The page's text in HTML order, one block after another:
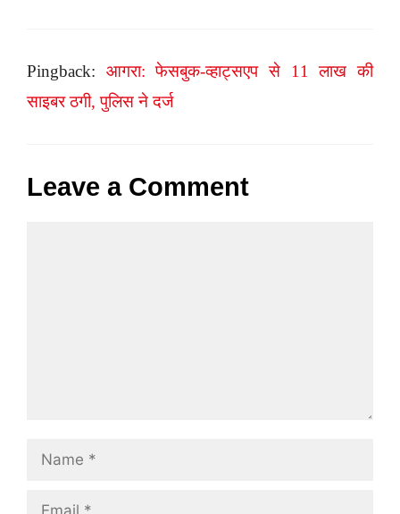
Pingback: आगरा: फेसबुक-व्हाट्सएप से 11 लाख की
साइबर ठगी, पुलिस ने दर्ज
Leave a Comment
Name
Email